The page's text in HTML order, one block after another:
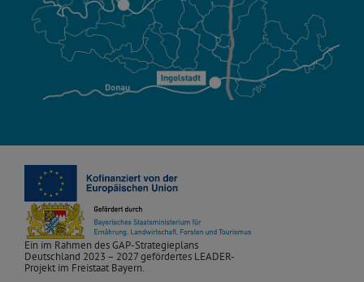
Ein im Rahmen des GAP-Strategieplans
Deutschland 2023 – 2027 gefördertes LEADER-
Projekt im Freistaat Bayern.